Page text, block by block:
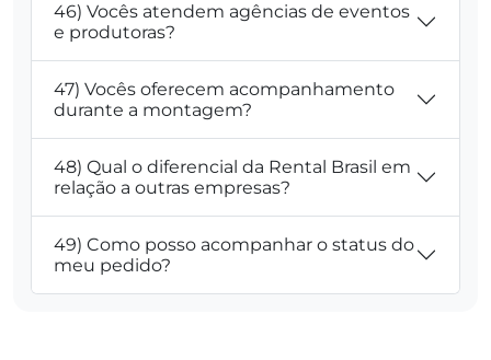
46) Vocês atendem agências de eventos
e produtoras?
47) Vocês oferecem acompanhamento
durante a montagem?
48) Qual o diferencial da Rental Brasil em
relação a outras empresas?
49) Como posso acompanhar o status do
meu pedido?